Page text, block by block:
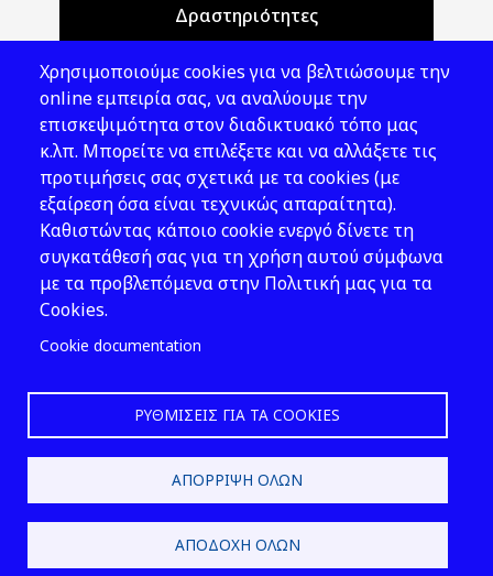
Δραστηριότητες
Νομοθεσία
Εκδόσεις
Νέα - Εκδηλώσεις
Ακολουθήστε μας
Χρησιμοποιούμε cookies για να βελτιώσουμε την
online εμπειρία σας, να αναλύουμε την
επισκεψιμότητα στον διαδικτυακό τόπο μας
κ.λπ. Μπορείτε να επιλέξετε και να αλλάξετε τις
προτιμήσεις σας σχετικά με τα cookies (με
εξαίρεση όσα είναι τεχνικώς απαραίτητα).
Καθιστώντας κάποιο cookie ενεργό δίνετε τη
συγκατάθεσή σας για τη χρήση αυτού σύμφωνα
με τα προβλεπόμενα στην Πολιτική μας για τα
Cookies.
Cookie documentation
ΡΥΘΜΊΣΕΙΣ ΓΙΑ ΤΑ COOKIES
ΑΠΌΡΡΙΨΗ ΌΛΩΝ
ΑΠΟΔΟΧΉ ΌΛΩΝ
2026 © ΕΛ.ΙΝ.Υ.Α.Ε.
Design & Development by